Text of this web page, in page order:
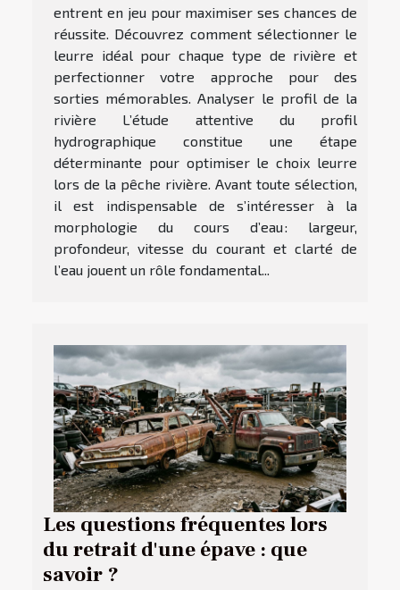
entrent en jeu pour maximiser ses chances de
réussite. Découvrez comment sélectionner le
leurre idéal pour chaque type de rivière et
perfectionner votre approche pour des
sorties mémorables. Analyser le profil de la
rivière L’étude attentive du profil
hydrographique constitue une étape
déterminante pour optimiser le choix leurre
lors de la pêche rivière. Avant toute sélection,
il est indispensable de s’intéresser à la
morphologie du cours d’eau : largeur,
profondeur, vitesse du courant et clarté de
l’eau jouent un rôle fondamental...
Les questions fréquentes lors
du retrait d'une épave : que
savoir ?